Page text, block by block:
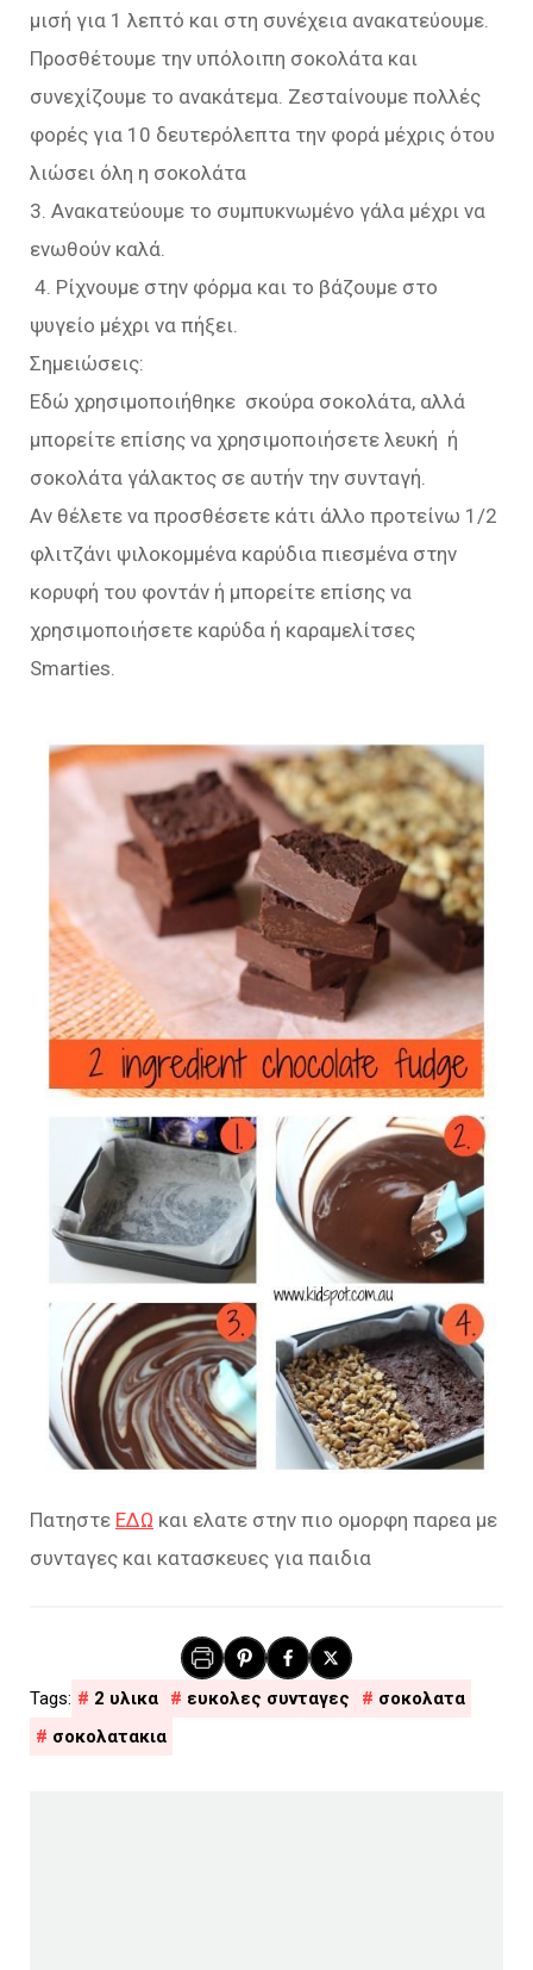
μισή για 1 λεπτό και στη συνέχεια ανακατεύουμε.
Προσθέτουμε την υπόλοιπη σοκολάτα και
συνεχίζουμε το ανακάτεμα. Ζεσταίνουμε πολλές
φορές για 10 δευτερόλεπτα την φορά μέχρις ότου
λιώσει όλη η σοκολάτα
3. Ανακατεύουμε το συμπυκνωμένο γάλα μέχρι να
ενωθούν καλά.
4. Ρίχνουμε στην φόρμα και το βάζουμε στο
ψυγείο μέχρι να πήξει.
Σημειώσεις:
Εδώ χρησιμοποιήθηκε σκούρα σοκολάτα, αλλά
μπορείτε επίσης να χρησιμοποιήσετε λευκή ή
σοκολάτα γάλακτος σε αυτήν την συνταγή.
Αν θέλετε να προσθέσετε κάτι άλλο προτείνω 1/2
φλιτζάνι ψιλοκομμένα καρύδια πιεσμένα στην
κορυφή του φοντάν ή μπορείτε επίσης να
χρησιμοποιήσετε καρύδα ή καραμελίτσες
Smarties.
Πατηστε ΕΔΩ και ελατε στην πιο ομορφη παρεα με
συνταγες και κατασκευες για παιδια
2 υλικα ευκολες συνταγες
σοκολατα
σοκολατακια